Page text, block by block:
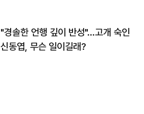
"경솔한 언행 깊이 반성"…고개 숙인
신동엽, 무슨 일이길래?